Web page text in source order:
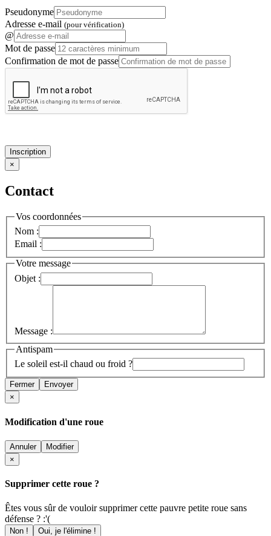
Pseudonyme
Adresse e-mail (pour vérification)
@
Mot de passe
Confirmation de mot de passe
Inscription
×
Contact
Vos coordonnées
Nom :
Email :
Votre message
Objet :
Message :
Antispam
Le soleil est-il chaud ou froid ?
Fermer
Envoyer
×
Modification d'une roue
Annuler
Modifier
×
Supprimer cette roue ?
Êtes vous sûr de vouloir supprimer cette pauvre petite roue sans
défense ? :'(
Non ! Oui, je l'élimine !